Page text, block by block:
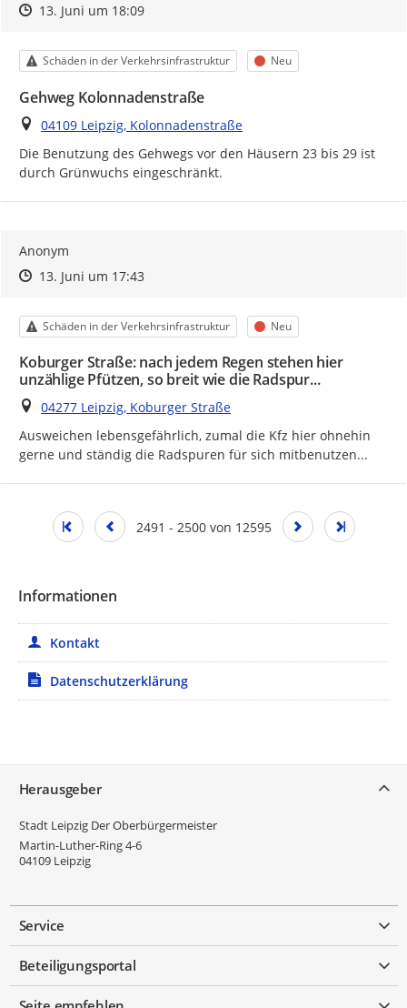
Zeitpunkt des Erstellens
Zeitpunkt des Erstellens
13. Juni um 18:09Zur Äußerung
Kategorie
Schäden in der Verkehrsinfrastruktur Status
Neu
Gehweg Kolonnadenstraße
Ort
04109 Leipzig, Kolonnadenstraße
Die Benutzung des Gehwegs vor den Häusern 23 bis 29 ist
durch Grünwuchs eingeschränkt.
Anonym
Zeitpunkt des Erstellens
Zeitpunkt des Erstellens
13. Juni um 17:43Zur Äußerung
Kategorie
Schäden in der Verkehrsinfrastruktur Status
Neu
Koburger Straße: nach jedem Regen stehen hier
unzählige Pfützen, so breit wie die Radspur...
Ort
04277 Leipzig, Koburger Straße
Ausweichen lebensgefährlich, zumal die Kfz hier ohnehin
gerne und ständig die Radspuren für sich mitbenutzen...
2491 - 2500 von 12595
Informationen
Kontakt
Datenschutzerklärung
Herausgeber
Stadt Leipzig Der Oberbürgermeister
Martin-Luther-Ring 4-6
04109 Leipzig
Service
Beteiligungsportal